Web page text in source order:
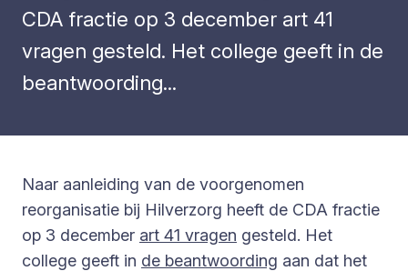
CDA fractie op 3 december art 41
vragen gesteld. Het college geeft in de
beantwoording...
Naar aanleiding van de voorgenomen
reorganisatie bij Hilverzorg heeft de CDA fractie
op 3 december art 41 vragen gesteld. Het
college geeft in de beantwoording aan dat het